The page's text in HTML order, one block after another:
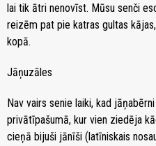
lai tik ātri nenovīst. Mūsu senči
reizēm pat pie katras gultas
kopā.
Jāņuzāles
Nav vairs senie laiki, kad
privātīpašumā, kur vien ziedēja
cieņā bijuši jānīši (latīniskais